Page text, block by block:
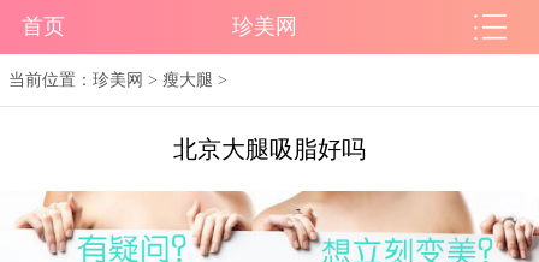
首页 珍美网
当前位置：珍美网 >瘦大腿 >
北京大腿吸脂好吗